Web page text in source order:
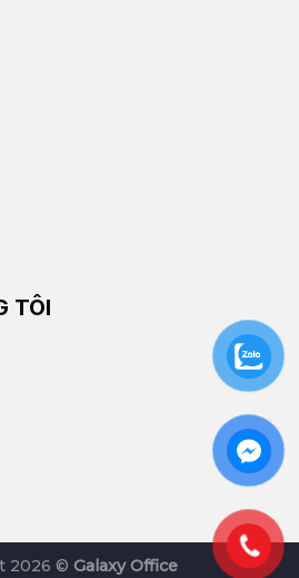
TÔI
2026 © Galaxy Office